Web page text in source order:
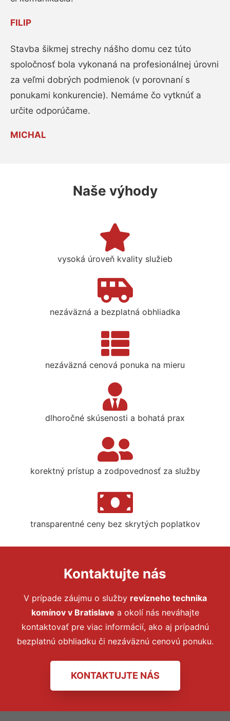
FILIP
Stavba šikmej strechy nášho domu cez túto
spoločnosť bola vykonaná na profesionálnej úrovni
za veľmi dobrých podmienok (v porovnaní s
ponukami konkurencie). Nemáme čo vytknúť a
určite odporúčame.
MICHAL
Naše výhody
vysoká úroveň kvality služieb
nezáväzná a bezplatná obhliadka
nezáväzná cenová ponuka na mieru
dlhoročné skúsenosti a bohatá prax
korektný prístup a zodpovednosť za služby
transparentné ceny bez skrytých poplatkov
Kontaktujte nás
V prípade záujmu o služby revízneho technika
komínovv Bratislave a okolí nás neváhajte
kontaktovať pre viac informácií, ako aj prípadnú
bezplatnú obhliadku či nezáväznú cenovú ponuku.
KONTAKTUJTE NÁS